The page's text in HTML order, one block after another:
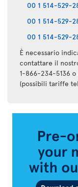
00 1 514-529-
00 1 514-529-
00 1 514-529-
È necessario
contattare il
1-866-234-5136
(possibili tariffe
Transat